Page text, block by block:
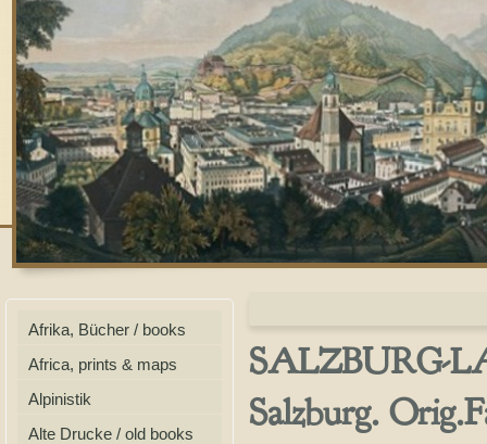
Afrika, Bücher / books
Africa, prints & maps
Alpinistik
Alte Drucke / old books
SALZBURG-
Salzburg.